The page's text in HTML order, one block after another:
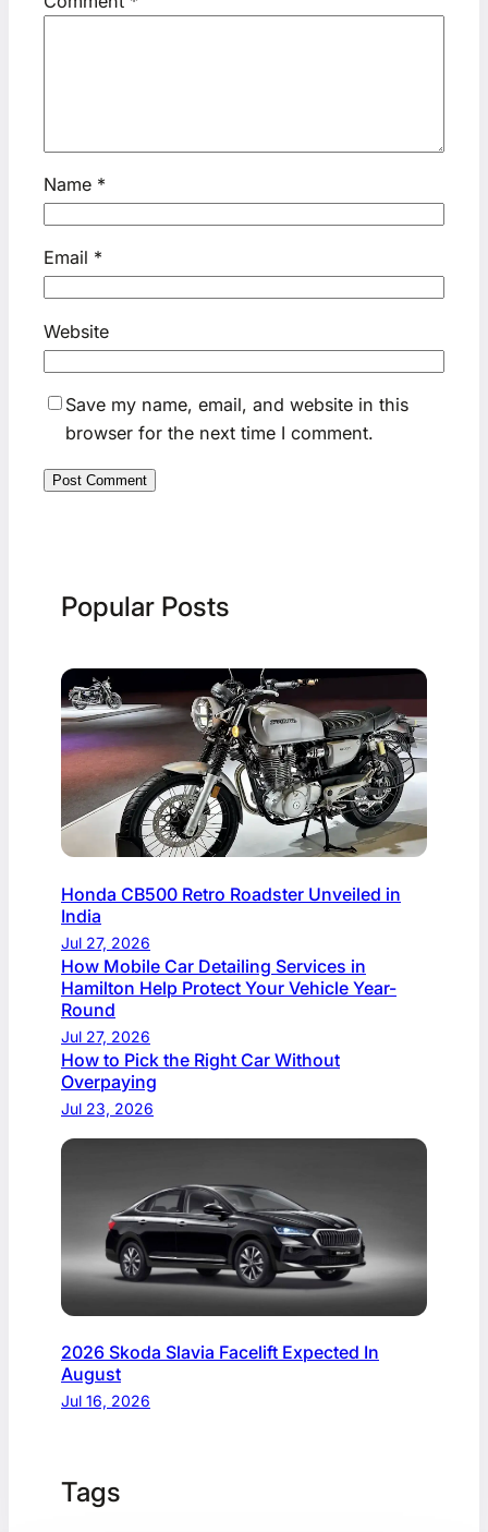
Name *
Email *
Website
Save my name, email, and website in this
browser for the next time I comment.
Popular Posts
Honda CB500 Retro Roadster Unveiled in
India
Jul 27, 2026
How Mobile Car Detailing Services in
Hamilton Help Protect Your Vehicle Year-
Round
Jul 27, 2026
How to Pick the Right Car Without
Overpaying
Jul 23, 2026
2026 Skoda Slavia Facelift Expected In
August
Jul 16, 2026
Tags